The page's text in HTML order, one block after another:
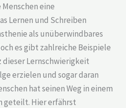
eine
Lernen und Schreiben
als unüberwindbares
es gibt zahlreiche Beispiele
Lernschwierigkeit
erzielen und sogar daran
hat seinen Weg in einem
geteilt. Hier erfährst